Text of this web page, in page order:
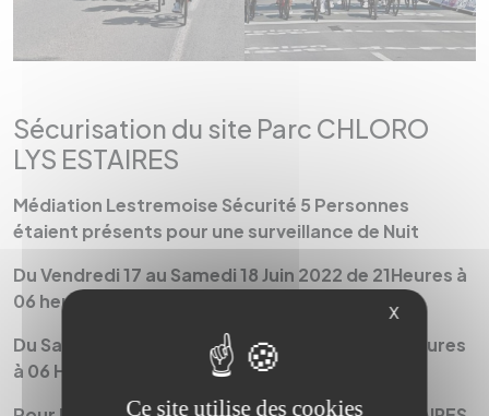
Sécurisation du site Parc CHLORO
LYS ESTAIRES
Médiation Lestremoise Sécurité 5 Personnes
étaient présents pour une surveillance de Nuit
Du Vendredi 17 au Samedi 18 Juin 2022 de 21Heures à
06 heures .
Du Samedi 18 au Dimanche 19 Juin 2022 de 21 Heures
à 06 Heures.
X
Ce site utilise des cookies